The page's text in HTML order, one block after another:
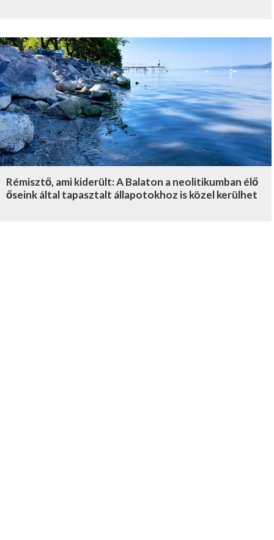
Rémisztő, ami kiderült: A Balaton a neolitikumban élő
őseink által tapasztalt állapotokhoz is közel kerülhet